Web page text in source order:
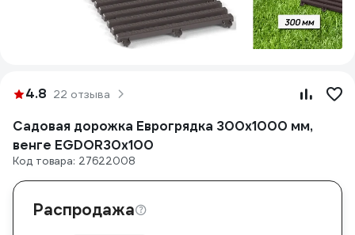
4.8 22 отзыва
Садовая дорожка Еврогрядка 300x1000 мм,
венге EGDOR30x100
Код товара: 27622008
Распродажа